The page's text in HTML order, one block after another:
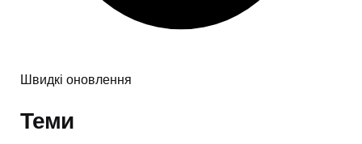
Швидкі оновлення
Теми